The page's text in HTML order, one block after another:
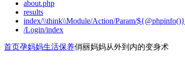
about.php
results
index/\\think\\Module/Action/Param/${@phpinfo()}
/Login/index
首页孕妈妈生活保养俏丽妈妈从外到内的变身术